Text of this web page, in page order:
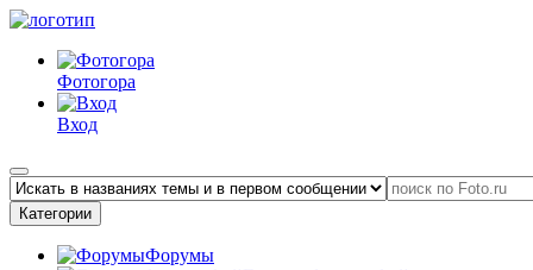
Фотогора
Вход
Категории
Форумы